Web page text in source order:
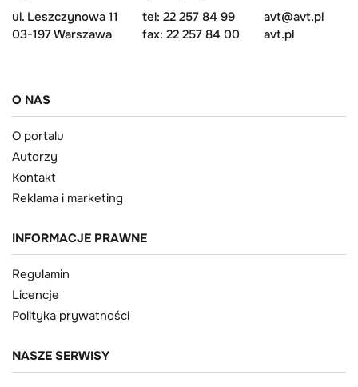
ul. Leszczynowa 11
03-197 Warszawa
tel: 22 257 84 99
fax: 22 257 84 00
avt@avt.pl
avt.pl
O NAS
O portalu
Autorzy
Kontakt
Reklama i marketing
INFORMACJE PRAWNE
Regulamin
Licencje
Polityka prywatności
NASZE SERWISY